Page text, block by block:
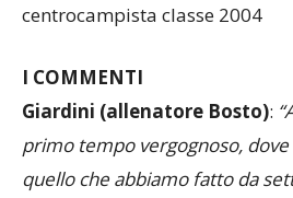
centrocampista classe 2004
I COMMENTI
Giardini (allenatore Bosto):
primo tempo vergognoso, dove
quello che abbiamo fatto da